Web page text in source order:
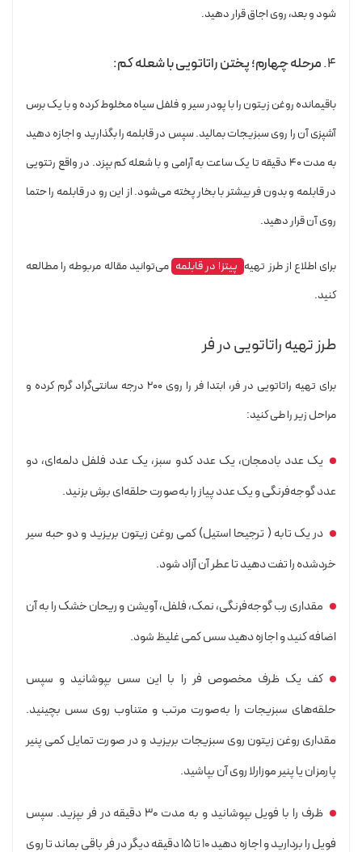
شود و بعد، روی اجاق قرار دهید.
۴. مرحله چهارم؛ پختن راتاتویی با شعله کم:
باقیمانده روغن زیتون را با پودر سیر و فلفل سیاه مخلوط کرده و با یک برس
آشپزی آن را روی سبزیجات بمالید. سپس در قابلمه را بگذارید و اجازه دهید
به مدت 40 دقیقه تا یک ساعت به آرامی و با شعله کم بپزد. در واقع رتتویی
در قابلمه و بدون فر بیشتر با بخار پخته می‌شود. از این رو در قابلمه را حتما
روی آن قرار دهید.
برای اطلاع از طرز تهیه پیتزا در قابلمه می‌توانید مقاله مربوطه را مطالعه
کنید.
طرز تهیه راتاتویی در فر
برای تهیه راتاتویی در فر، ابتدا فر را روی ۲۰۰ درجه سانتی‌گراد گرم کرده و
مراحل زیر را طی کنید:
یک عدد بادمجان، یک عدد کدو سبز، یک عدد فلفل دلمه‌ای، دو
عدد گوجه‌فرنگی و یک عدد پیاز را به‌صورت حلقه‌ای برش بزنید.
در یک تابه ( ترجیحا استیل) کمی روغن زیتون بریزید و دو حبه سیر
خردشده را تفت دهید تا عطر آن آزاد شود.
مقداری رب گوجه‌فرنگی، نمک، فلفل، آویشن و ریحان خشک را به آن
اضافه کنید و اجازه دهید سس کمی غلیظ شود.
کف یک ظرف مخصوص فر را با این سس بپوشانید و سپس
حلقه‌های سبزیجات را به‌صورت مرتب و متناوب روی سس بچینید.
مقداری روغن زیتون روی سبزیجات بریزید و در صورت تمایل کمی پنیر
پارمزان یا پنیر موزارلا روی آن بپاشید.
ظرف را با فویل بپوشانید و به مدت ۳۰ دقیقه در فر بپزید. سپس
فویل را بردارید و اجازه دهید ۱۰ تا ۱۵ دقیقه دیگر در فر باقی بماند تا روی